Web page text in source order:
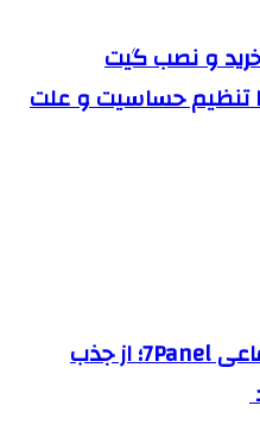
خرید و نصب گیت
تنظیم حساسیت و علت
خدمات شبکه‌های اجتماعی 7Panel؛ از جذب